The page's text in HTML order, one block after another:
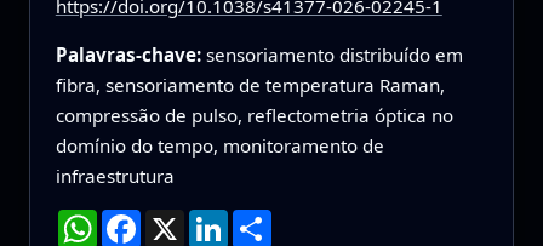
https://doi.org/10.1038/s41377-026-02245-1
Palavras-chave: sensoriamento distribuído em
fibra, sensoriamento de temperatura Raman,
compressão de pulso, reflectometria óptica no
domínio do tempo, monitoramento de
infraestrutura
WhatsApp
Facebook
X LinkedInCompartilhar